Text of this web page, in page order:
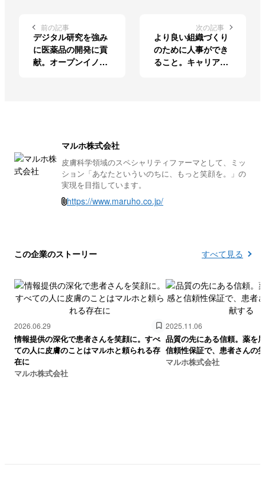
前の記事
デジタル研究を強み
に医薬品の開発に貢
献。オープンイノベ
次の記事
より良い組織づくり
のために人事ができ
ること。キャリア入
マルホ株式会社
皮膚科学領域のスペシャリティファーマとして、ミッ
ション「あなたといういのちに、もっと笑顔を。」の
実現を目指しています。
https://www.maruho.co.jp/
この企業のストーリー すべて見る
2026.06.29
情報提供の深化で患者さんを笑顔に。すべ
ての人に皮膚のことはマルホと頼られる存
在に
マルホ株式会社
2025.11.06
品質の先にある信頼。薬を
信頼性保証で、患者さんの
マルホ株式会社